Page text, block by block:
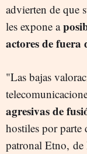
advierten de que
les expone a
actores de
"Las bajas
agresivas de
hostiles por parte
patronal Etno, de